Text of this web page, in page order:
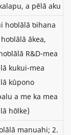
a pēlā aku
hoʻolālā ʻoihana
ākea,
R&D-mea
kukui-mea
kūpono
a me ka mea
hōʻike)
manuahi; 2.